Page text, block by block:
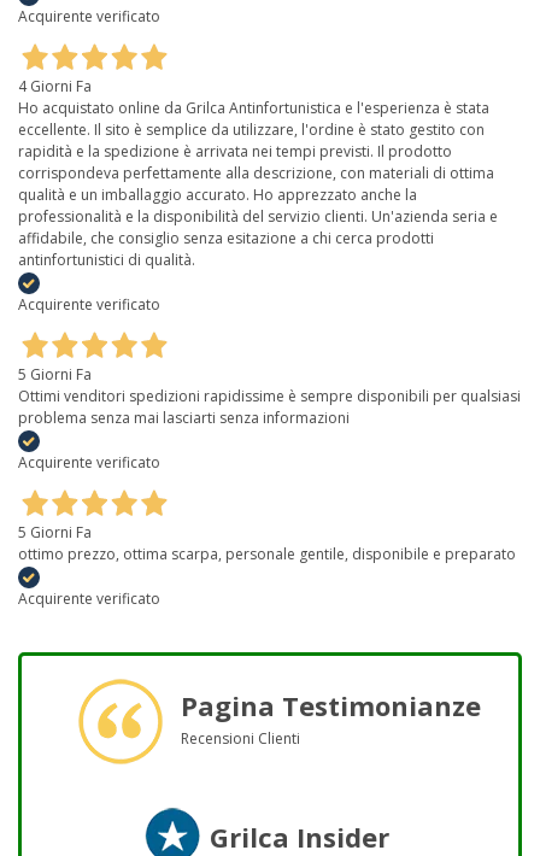
Acquirente verificato
4 Giorni Fa
Ho acquistato online da Grilca Antinfortunistica e l'esperienza è stata
eccellente. Il sito è semplice da utilizzare, l'ordine è stato gestito con
rapidità e la spedizione è arrivata nei tempi previsti. Il prodotto
corrispondeva perfettamente alla descrizione, con materiali di ottima
qualità e un imballaggio accurato. Ho apprezzato anche la
professionalità e la disponibilità del servizio clienti. Un'azienda seria e
affidabile, che consiglio senza esitazione a chi cerca prodotti
antinfortunistici di qualità.
Acquirente verificato
5 Giorni Fa
Ottimi venditori spedizioni rapidissime è sempre disponibili per qualsiasi
problema senza mai lasciarti senza informazioni
Acquirente verificato
5 Giorni Fa
ottimo prezzo, ottima scarpa, personale gentile, disponibile e preparato
Acquirente verificato
Pagina Testimonianze
Recensioni Clienti
Grilca Insider